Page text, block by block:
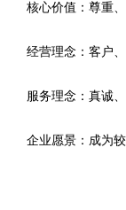
核心价值：尊重
经营理念：客户
服务理念：真诚
企业愿景：成为